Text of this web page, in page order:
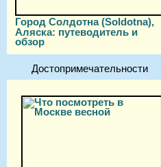
Город Солдотна (Soldotna),
Аляска: путеводитель и
обзор
Достопримечательности